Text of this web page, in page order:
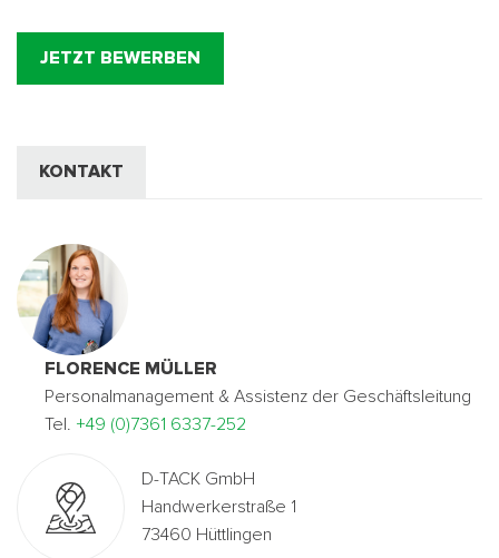
JETZT BEWERBEN
KONTAKT
FLORENCE MÜLLER
Personalmanagement & Assistenz der Geschäftsleitung
Tel. +49 (0)7361 6337-252
D-TACK GmbH
Handwerkerstraße 1
73460 Hüttlingen